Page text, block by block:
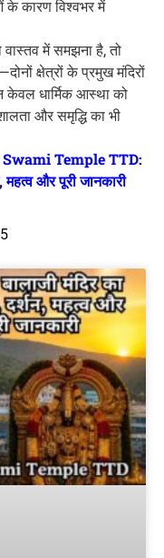
के कारण विश्वभर में
में समझना है, तो
क्षेत्रों के प्रमुख मंदिरों
केवल धार्मिक आस्था को
और समृद्धि का भी
Temple TTD:
महत्व और पूरी जानकारी
5